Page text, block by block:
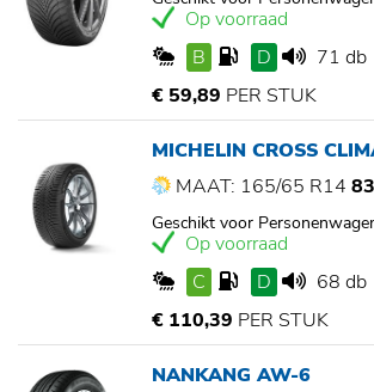
Op voorraad
B
D
71 db
€ 59,89 PER STUK
MICHELIN CROSS
MAAT: 165/65 R14
Geschikt voor
Op voorraad
C
D
68 db
€ 110,39 PER STUK
NANKANG AW-6